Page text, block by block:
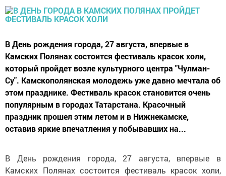
В День рождения города, 27 августа, впервые в
Камских Полянах состоится фестиваль красок холи,
который пройдет возле культурного центра "Чулман-
Су". Камскополянская молодежь уже давно мечтала об
этом празднике. Фестиваль красок становится очень
популярным в городах Татарстана. Красочный
праздник прошел этим летом и в Нижнекамске,
оставив яркие впечатления у побывавших на...
В День рождения города, 27 августа, впервые в
Камских Полянах состоится фестиваль красок холи,